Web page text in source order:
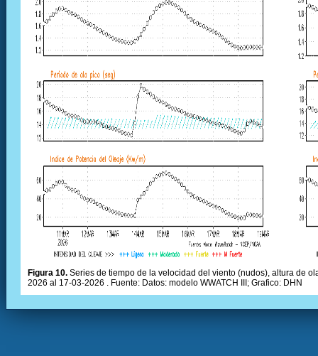
Figura 10. Series de tiempo de la velocidad del viento (nudos), altura de
2026 al 17-03-2026 . Fuente: Datos: modelo WWATCH III; Grafico: DHN